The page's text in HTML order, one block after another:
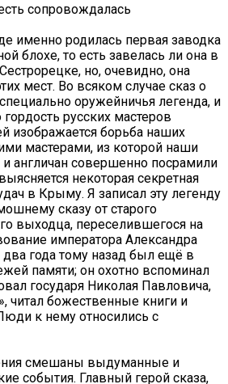
сопровождалась
именно родилась первая заводка
блохе, то есть завелась ли она в
но, очевидно, она
мест. Во всяком случае сказ о
оружейничья легенда, и
русских мастеров
изображается борьба наших
мастерами, из которой наши
англичан совершенно посрамили
некоторая секретная
в Крыму. Я записал эту легенду
сказу от старого
выходца, переселившегося на
императора Александра
два года тому назад был ещё в
памяти; он охотно вспоминал
государя Николая Павловича,
читал божественные книги и
к нему относились с
смешаны выдуманные и
события. Главный герой сказа,